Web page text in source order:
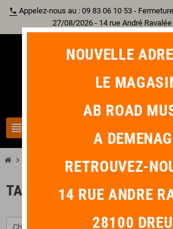
phone Appelez-nous au : 09 83 06 10 53 -
27/08/2026 - 14 rue André Ravalée
view_headline
chevron_right Nos Bonnes Affaires chevron_rightT-Shirtchevron_right Taille L
TAILLE L
Choisir
NOUVELLE
LE
AB ROAD
A
RETROUVEZ-
14 RUE ANDRE
28100